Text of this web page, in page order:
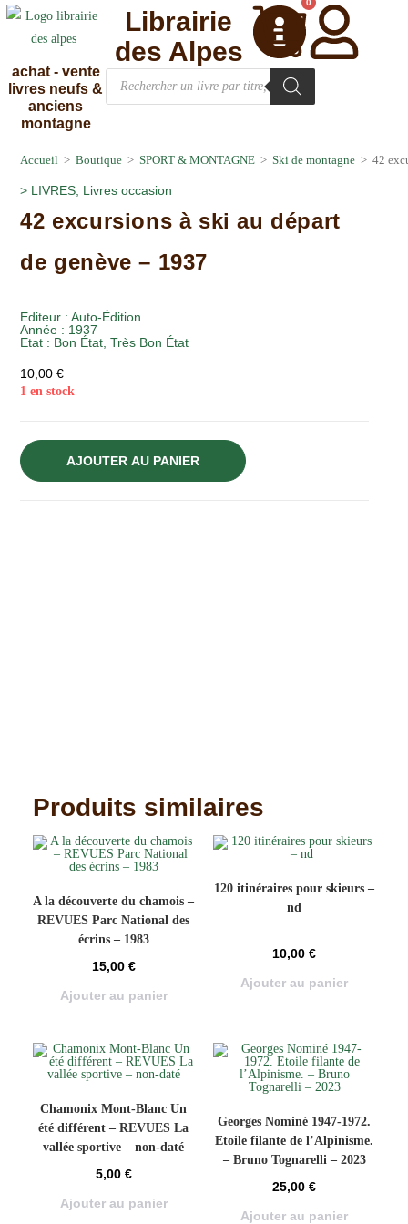
achat - vente
livres neufs &
anciens
montagne
0
Librairie
des Alpes
Accueil > Boutique > SPORT & MONTAGNE > Ski de montagne > 42
> LIVRES, Livres occasion
42 excursions à ski au départ
de genève – 1937
Editeur :Auto-Édition
Année : 1937
Etat : Bon État,Très Bon État
10,00€
1 en stock
AJOUTER AU PANIER
Produits similaires
A la découverte du chamois –
REVUES Parc National des
écrins – 1983
15,00 €
Ajouter au panier
120 itinéraires pour skieurs –
nd
10,00€
Ajouter au panier
Chamonix Mont-Blanc Un
été différent – REVUES La
vallée sportive – non-daté
5,00 €
Ajouter au panier
Georges Nominé 1947-1972.
Etoile filante de l’Alpinisme.
– Bruno Tognarelli – 2023
25,00€
Ajouter au panier